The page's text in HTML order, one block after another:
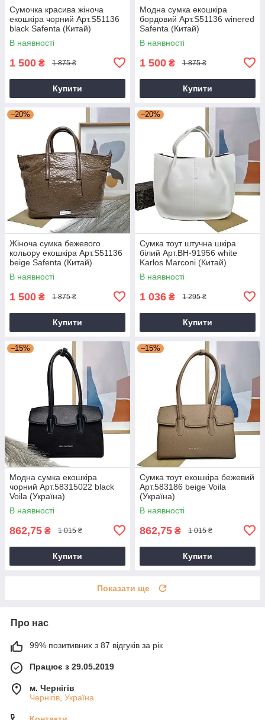
Сумочка красива жіноча
екошкіра чорний Арт.S51136
black Safenta (Китай)
В наявності
1 500 ₴ 1 875 ₴
Купити
Модна сумка екошкіра
бордовий Арт.S51136 winered
Safenta (Китай)
В наявності
1 500 ₴ 1 875 ₴
Купити
–20%
Жіноча сумка бежевого
кольору екошкіра Арт.S51136
beige Safenta (Китай)
В наявності
1 500 ₴ 1 875 ₴
Купити
–20%
Сумка тоут штучна шкіра
білий Арт.BH-91956 white
Karlos Marconi (Китай)
В наявності
1 036 ₴ 1 295 ₴
Купити
–15%
Модна сумка екошкіра
чорний Арт.58315022 black
Voila (Україна)
В наявності
862,75 ₴ 1 015 ₴
Купити
–15%
Сумка тоут екошкіра бежевий
Арт.583186 beige Voila
(Україна)
В наявності
862,75 ₴ 1 015 ₴
Купити
Показати ще
Про нас
99% позитивних з 87 відгуків за рік
Працює з 29.05.2019
м. Чернігів
Чернігів, Україна